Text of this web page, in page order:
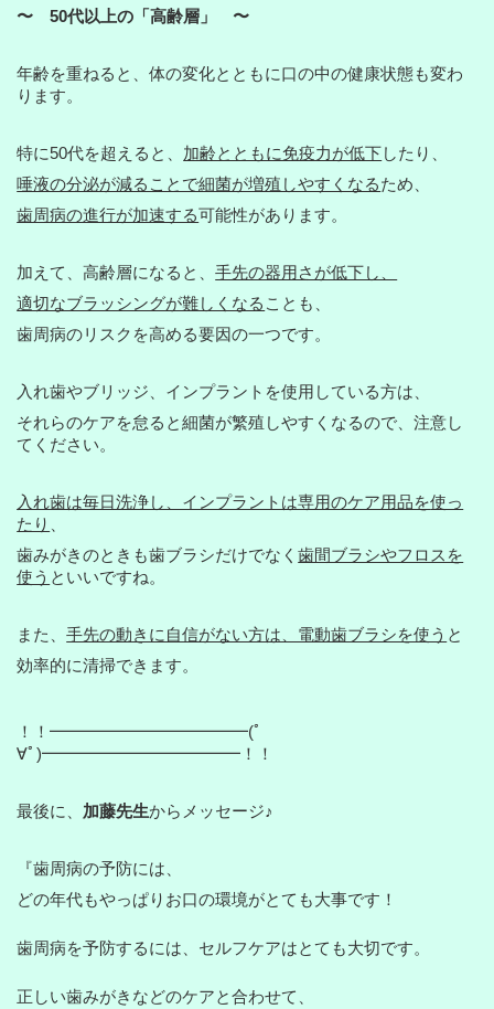
〜 50代以上の「高齢層」 〜
年齢を重ねると、体の変化とともに口の中の健康状態も変わ
ります。
特に50代を超えると、 加齢とともに免疫力が低下したり、
唾液の分泌が減ることで細菌が増殖しやすくなるため、
歯周病の進行が加速する可能性があります。
加えて、高齢層になると、手先の器用さが低下し、
適切なブラッシングが難しくなる ことも、
歯周病のリスクを高める要因の一つです。
入れ歯やブリッジ、インプラントを使用している方は、
それらのケアを怠ると細菌が繁殖しやすくなるので、注意し
てください。
入れ歯は毎日洗浄し、インプラントは専用のケア用品を使っ
たり
歯みがきのときも歯ブラシだけでなく歯間ブラシやフロスを
使う といいですね。
また、手先の動きに自信がない方は、電動歯ブラシを使う と
効率的に清掃できます。
！！━━━━━━━━━━━━(ﾟ
∀ﾟ)━━━━━━━━━━━━！！
最後に、 加藤先生からメッセージ♪
『歯周病の予防には、
どの年代もやっぱりお口の環境がとても大事です！
歯周病を予防するには、セルフケアはとても大切です。
正しい歯みがきなどのケアと合わせて、